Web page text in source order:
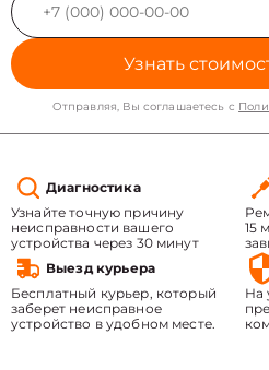
Узнать
Отправляя, Вы соглашаетесь с
Диагностика
Узнайте точную причину
неисправности вашего
устройства через 30 минут
15
Выезд курьера
Бесплатный курьер, который
заберет неисправное
устройство в удобном месте.
На